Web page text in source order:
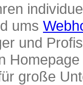
ums
und
große